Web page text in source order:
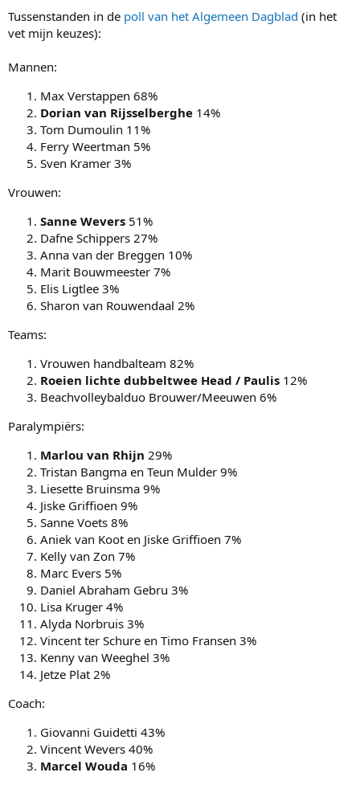
Tussenstanden in de poll van het Algemeen Dagblad (in het
vet mijn keuzes):
Mannen:
Max Verstappen 68%
Dorian van Rijsselberghe 14%
Tom Dumoulin 11%
Ferry Weertman 5%
Sven Kramer 3%
Vrouwen:
Sanne Wevers 51%
Dafne Schippers 27%
Anna van der Breggen 10%
Marit Bouwmeester 7%
Elis Ligtlee 3%
Sharon van Rouwendaal 2%
Teams:
Vrouwen handbalteam 82%
Roeien lichte dubbeltwee Head / Paulis 12%
Beachvolleybalduo Brouwer/Meeuwen 6%
Paralympiërs:
Marlou van Rhijn 29%
Tristan Bangma en Teun Mulder 9%
Liesette Bruinsma 9%
Jiske Griffioen 9%
Sanne Voets 8%
Aniek van Koot en Jiske Griffioen 7%
Kelly van Zon 7%
Marc Evers 5%
Daniel Abraham Gebru 3%
Lisa Kruger 4%
Alyda Norbruis 3%
Vincent ter Schure en Timo Fransen 3%
Kenny van Weeghel 3%
Jetze Plat 2%
Coach:
Giovanni Guidetti 43%
Vincent Wevers 40%
Marcel Wouda 16%